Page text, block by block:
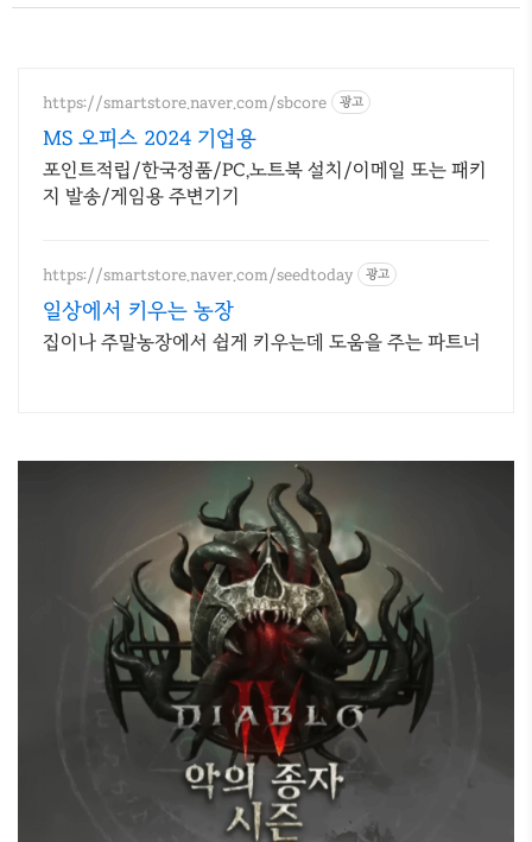
https://smartstore.naver.com/sbcore 광고
MS 오피스 2024 기업용
포인트적립/한국정품/PC,노트북 설치/이메일 또는 패키
지 발송/게임용 주변기기
https://smartstore.naver.com/seedtoday 광고
일상에서 키우는 농장
집이나 주말농장에서 쉽게 키우는데 도움을 주는 파트너